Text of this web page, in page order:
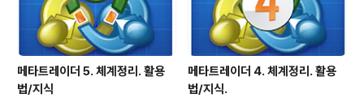
메타트레이더 5. 체계정리. 활용
법/지식
메타트레이더 4. 체계정리. 활용
법/지식.